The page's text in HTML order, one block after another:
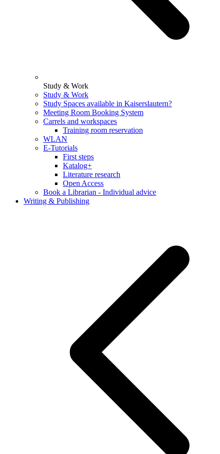
Study & Work
Study & Work
Study Spaces available in Kaiserslautern?
Meeting Room Booking System
Carrels and workspaces
Training room reservation
WLAN
E-Tutorials
First steps
Katalog+
Literature research
Open Access
Book a Librarian - Individual advice
Writing & Publishing